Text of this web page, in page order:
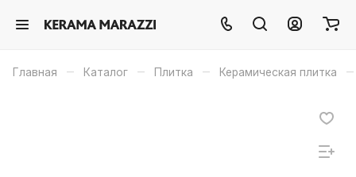
Главная – Каталог – Плитка – Керамическая плитка –